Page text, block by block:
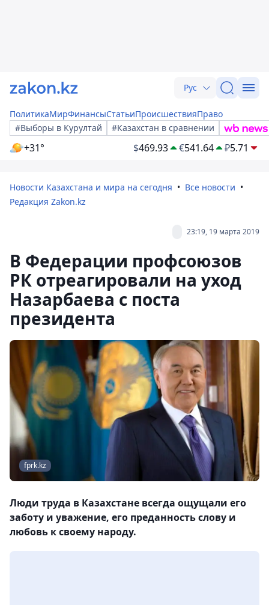
Рус
ПолитикаМирФинансыСтатьиПроисшествияПраво
#Выборы в Курултай
#Казахстан в сравнении
+31° $469.93 €541.64 ₽5.71
Новости Казахстана и мира на сегодня
Все новости
Редакция Zakon.kz
23:19, 19 марта 2019
В Федерации профсоюзов
РК отреагировали на уход
Назарбаева с поста
президента
fprk.kz
Люди труда в Казахстане всегда ощущали его
заботу и уважение, его преданность слову и
любовь к своему народу.